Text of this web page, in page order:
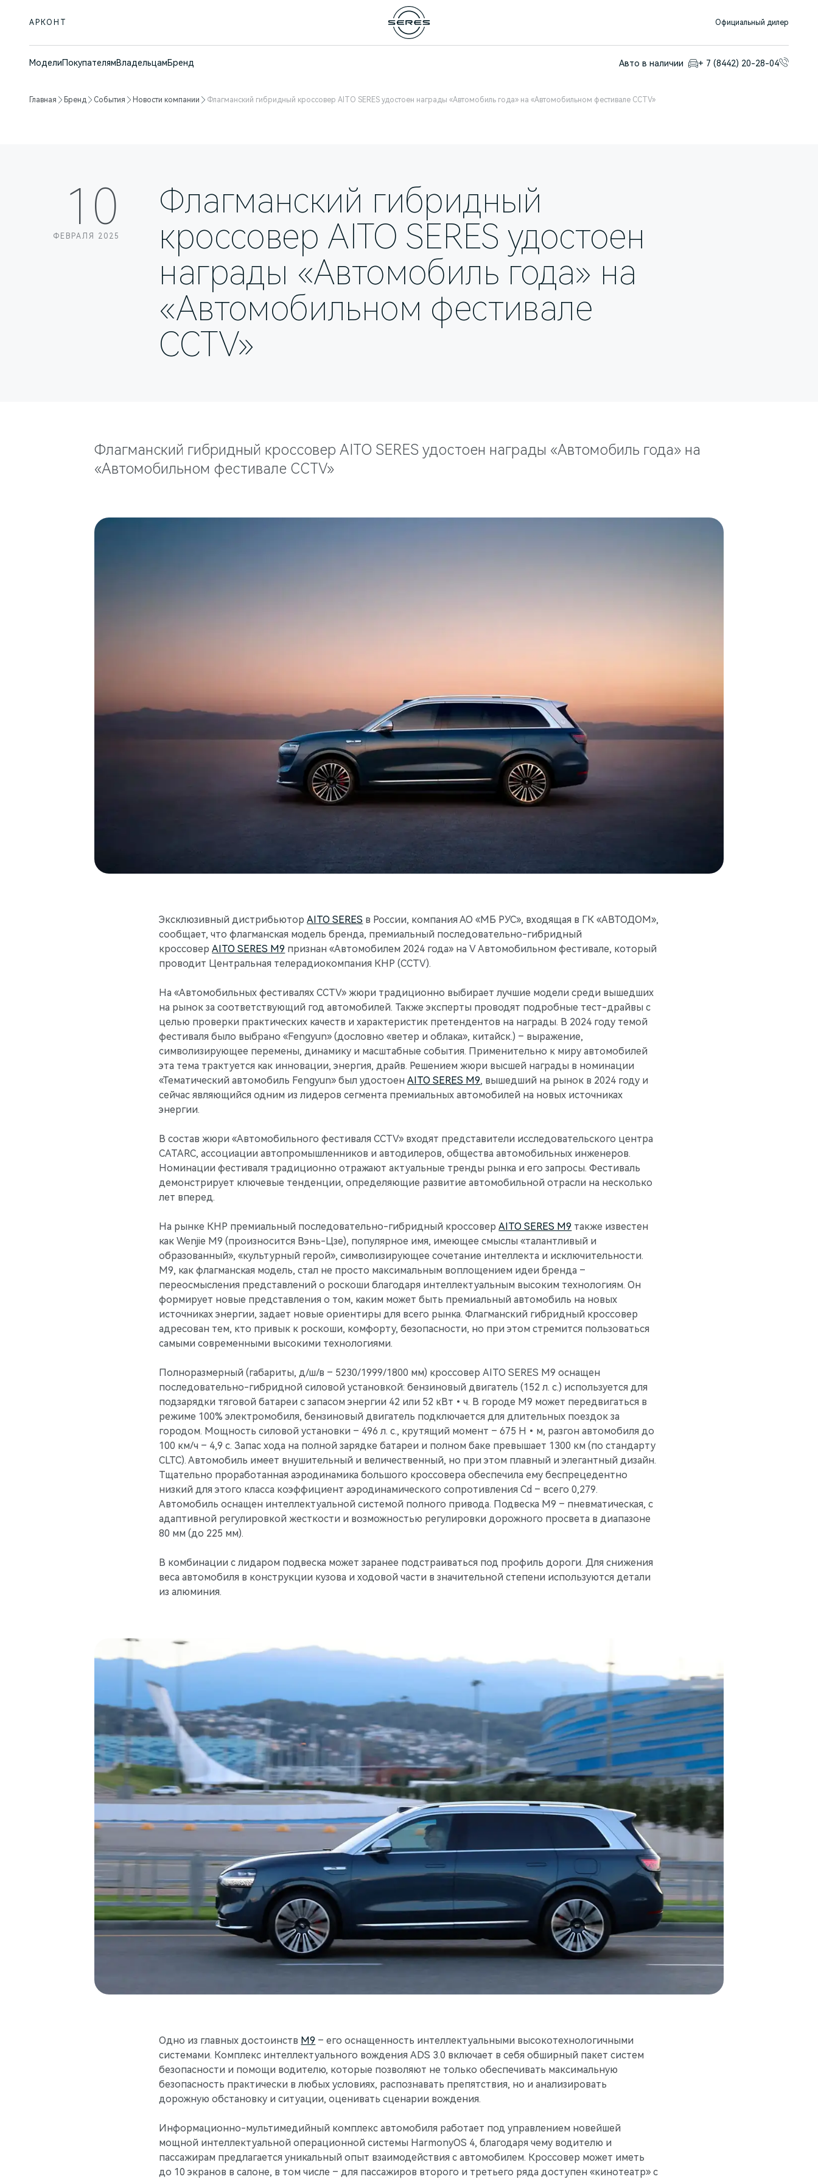
АРКОНТ Официальный дилер
МоделиПокупателямВладельцамБренд Авто в наличии + 7 (8442) 20-28-04
Главная Бренд События Новости компании Флагманский гибридный кроссовер AITO SERES удостоен награды «Автомобиль года» на «Автомобильном фестивале CCTV»
10
ФЕВРАЛЯ 2025
Флагманский гибридный
кроссовер AITO SERES удостоен
награды «Автомобиль года» на
«Автомобильном фестивале
CCTV»
Флагманский гибридный кроссовер AITO SERES удостоен награды «Автомобиль года» на
«Автомобильном фестивале CCTV»
Эксклюзивный дистрибьюторAITO SERES в России, компания АО «МБ РУС», входящая в ГК «АВТОДОМ»,
сообщает, что флагманская модель бренда, премиальный последовательно-гибридный
кроссоверAITO SERES М9 признан «Автомобилем 2024 года» на V Автомобильном фестивале, который
проводит Центральная телерадиокомпания КНР (CCTV).
На «Автомобильных фестивалях CCTV» жюри традиционно выбирает лучшие модели среди вышедших
на рынок за соответствующий год автомобилей. Также эксперты проводят подробные тест-драйвы с
целью проверки практических качеств и характеристик претендентов на награды. В 2024 году темой
фестиваля было выбрано «Fengyun» (дословно «ветер и облака», китайск.) – выражение,
символизирующее перемены, динамику и масштабные события. Применительно к миру автомобилей
эта тема трактуется как инновации, энергия, драйв. Решением жюри высшей награды в номинации
«Тематический автомобиль Fengyun» был удостоенAITO SERES М9, вышедший на рынок в 2024 году и
сейчас являющийся одним из лидеров сегмента премиальных автомобилей на новых источниках
энергии.
В состав жюри «Автомобильного фестиваля CCTV» входят представители исследовательского центра
CATARC, ассоциации автопромышленников и автодилеров, общества автомобильных инженеров.
Номинации фестиваля традиционно отражают актуальные тренды рынка и его запросы. Фестиваль
демонстрирует ключевые тенденции, определяющие развитие автомобильной отрасли на несколько
лет вперед.
На рынке КНР премиальный последовательно-гибридный кроссоверAITO SERES М9 также известен
как Wenjie М9 (произносится Вэнь-Цзе), популярное имя, имеющее смыслы «талантливый и
образованный», «культурный герой», символизирующее сочетание интеллекта и исключительности.
М9, как флагманская модель, стал не просто максимальным воплощением идеи бренда –
переосмысления представлений о роскоши благодаря интеллектуальным высоким технологиям. Он
формирует новые представления о том, каким может быть премиальный автомобиль на новых
источниках энергии, задает новые ориентиры для всего рынка. Флагманский гибридный кроссовер
адресован тем, кто привык к роскоши, комфорту, безопасности, но при этом стремится пользоваться
самыми современными высокими технологиями.
Полноразмерный (габариты, д/ш/в – 5230/1999/1800 мм) кроссовер AITO SERES М9 оснащен
последовательно-гибридной силовой установкой: бензиновый двигатель (152 л. с.) используется для
подзарядки тяговой батареи с запасом энергии 42 или 52 кВт•ч. В городе М9 может передвигаться в
режиме 100% электромобиля, бензиновый двигатель подключается для длительных поездок за
городом. Мощность силовой установки – 496 л. с., крутящий момент – 675 Н•м, разгон автомобиля до
100 км/ч – 4,9 с. Запас хода на полной зарядке батареи и полном баке превышает 1300 км (по стандарту
CLTC). Автомобиль имеет внушительный и величественный, но при этом плавный и элегантный дизайн.
Тщательно проработанная аэродинамика большого кроссовера обеспечила ему беспрецедентно
низкий для этого класса коэффициент аэродинамического сопротивления Cd – всего 0,279.
Автомобиль оснащен интеллектуальной системой полного привода. Подвеска М9 – пневматическая, c
адаптивной регулировкой жесткости и возможностью регулировки дорожного просвета в диапазоне
80 мм (до 225 мм).
В комбинации с лидаром подвеска может заранее подстраиваться под профиль дороги. Для снижения
веса автомобиля в конструкции кузова и ходовой части в значительной степени используются детали
из алюминия.
Одно из главных достоинств М9 – его оснащенность интеллектуальными высокотехнологичными
системами. Комплекс интеллектуального вождения ADS 3.0 включает в себя обширный пакет систем
безопасности и помощи водителю, которые позволяют не только обеспечивать максимальную
безопасность практически в любых условиях, распознавать препятствия, но и анализировать
дорожную обстановку и ситуации, оценивать сценарии вождения.
Информационно-мультимедийный комплекс автомобиля работает под управлением новейшей
мощной интеллектуальной операционной системы HarmonyOS 4, благодаря чему водителю и
пассажирам предлагается уникальный опыт взаимодействия с автомобилем. Кроссовер может иметь
до 10 экранов в салоне, в том числе – для пассажиров второго и третьего ряда доступен «кинотеатр» с